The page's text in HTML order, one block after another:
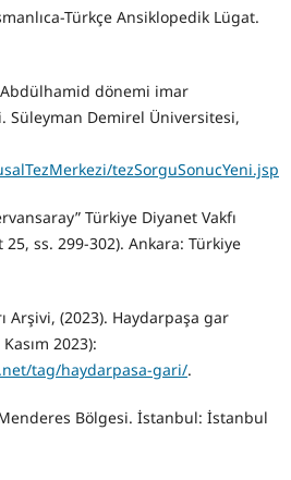
Türkçe Ansiklopedik Lügat.
Abdülhamid dönemi imar
Süleyman Demirel Üniversitesi,
tezSorguSonucYeni.jsp
Türkiye Diyanet Vakfı
ss. 299-302). Ankara: Türkiye
Arşivi, (2023). Haydarpaşa gar
2023):
tag/haydarpasa-gari/.
Bölgesi. İstanbul: İstanbul